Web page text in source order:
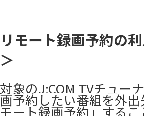
リモート録画予約の
＞
対象のJ:COM TVチュー
画予約したい番組を外
モート録画予約」する